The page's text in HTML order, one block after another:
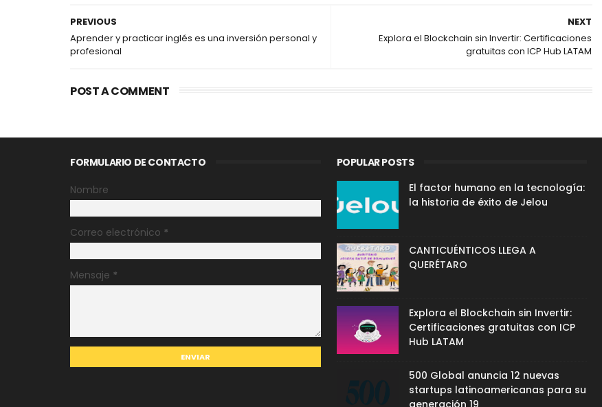
NEXT
Explora el Blockchain sin Invertir: Certificaciones
gratuitas con ICP Hub LATAM
PREVIOUS
Aprender y practicar inglés es una inversión personal y
profesional
POST A COMMENT
FORMULARIO DE CONTACTO
Nombre
Correo electrónico *
Mensaje *
POPULAR POSTS
El factor humano en la tecnología:
la historia de éxito de Jelou
CANTICUÉNTICOS LLEGA A
QUERÉTARO
Explora el Blockchain sin Invertir:
Certificaciones gratuitas con ICP
Hub LATAM
500 Global anuncia 12 nuevas
startups latinoamericanas para su
generación 19